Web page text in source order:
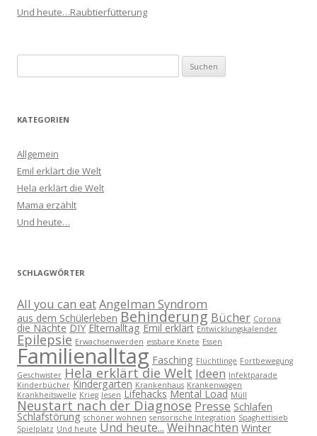
Und heute…Raubtierfütterung
nach:
KATEGORIEN
Allgemein
Emil erklärt die Welt
Hela erklärt die Welt
Mama erzählt
Und heute…
SCHLAGWÖRTER
All you can eatAngelman Syndrom
aus dem Schülerleben Behinderung Bücher Corona
die Nächte DIY Elternalltag Emil erklärt Entwicklungskalender
Epilepsie Erwachsenwerden essbare Knete Essen
Familienalltag Fasching Flüchtlinge Fortbewegung
Geschwister Hela erklärt die Welt Ideen Infektparade
Kinderbücher Kindergarten Krankenhaus Krankenwagen
Krankheitswelle Krieg lesen Lifehacks Mental Load Müll
Neustart nach der Diagnose Presse Schlafen
Schlafstörung schöner wohnen sensorische Integration Spaghettisieb
Spielplatz Und heute Und heute...Weihnachten Winter